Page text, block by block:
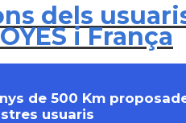
dels
i França
de 500 Km
usuaris